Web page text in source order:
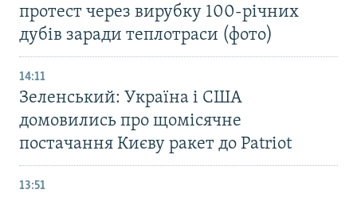
протест через вирубку 100-річних
дубів заради теплотраси (фото)
14:11
Зеленський: Україна і США
домовились про щомісячне
постачання Києву ракет до Patriot
13:51